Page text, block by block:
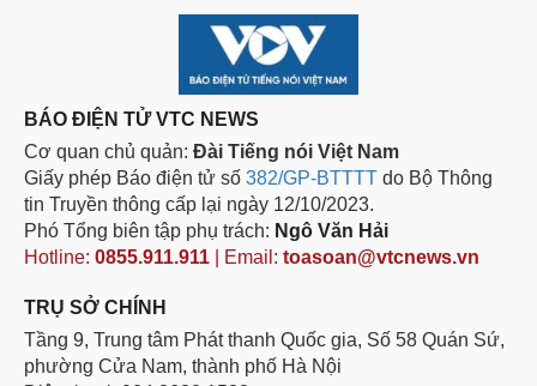
BÁO ĐIỆN TỬ VTC NEWS
Cơ quan chủ quản: Đài Tiếng nói Việt Nam
Giấy phép Báo điện tử số 382/GP-BTTTT do Bộ Thông
tin Truyền thông cấp lại ngày 12/10/2023.
Phó Tổng biên tập phụ trách: Ngô Văn Hải
Hotline: 0855.911.911 | Email: toasoan@vtcnews.vn
TRỤ SỞ CHÍNH
Tầng 9, Trung tâm Phát thanh Quốc gia, Số 58 Quán Sứ,
phường Cửa Nam, thành phố Hà Nội